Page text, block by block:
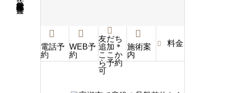
電話予
約
WEB予
約
友だち
追加＊
ここか
ら予約
可
施術案
内
料金